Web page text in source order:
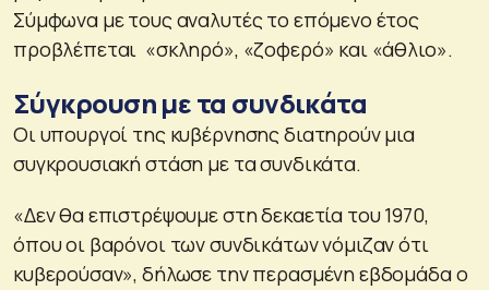
Σύμφωνα με τους αναλυτές το επόμενο έτος
προβλέπεται «σκληρό», «ζοφερό» και «άθλιο».
Σύγκρουση με τα συνδικάτα
Οι υπουργοί της κυβέρνησης διατηρούν μια
συγκρουσιακή στάση με τα συνδικάτα.
«Δεν θα επιστρέψουμε στη δεκαετία του 1970,
όπου οι βαρόνοι των συνδικάτων νόμιζαν ότι
κυβερούσαν», δήλωσε την περασμένη εβδομάδα ο